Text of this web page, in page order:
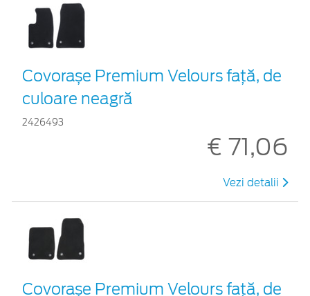
Covorașe Premium Velours față, de
culoare neagră
2426493
€ 71,06
Vezi detalii
Covorașe Premium Velours față, de